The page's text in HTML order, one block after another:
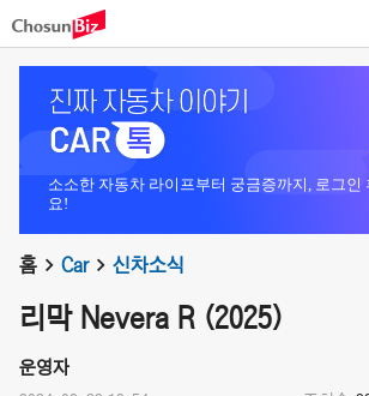
소소한 자동차 라이프부터 궁금증까지, 로그인
요!
홈 Car 신차소식
리막 Nevera R (2025)
운영자